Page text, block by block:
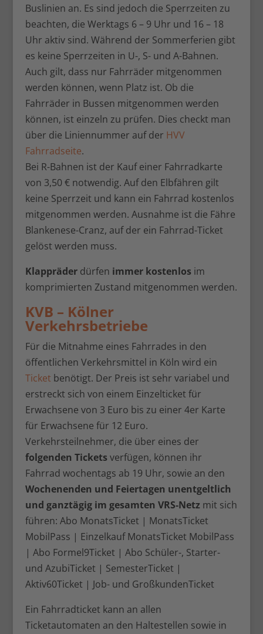
Buslinien an. Es sind jedoch die Sperrzeiten zu
beachten, die Werktags 6 – 9 Uhr und 16 – 18
Uhr aktiv sind. Während der Sommerferien gibt
es keine Sperrzeiten in U-, S- und A-Bahnen.
Auch gilt, dass nur Fahrräder mitgenommen
werden können, wenn Platz ist. Ob die
Fahrräder in Bussen mitgenommen werden
können, ist einzeln zu prüfen. Dies checkt man
über die Liniennummer auf der HVV
Fahrradseite.
Bei R-Bahnen ist der Kauf einer Fahrradkarte
von 3,50 € notwendig. Auf den Elbfähren gilt
keine Sperrzeit und kann ein Fahrrad kostenlos
mitgenommen werden. Ausnahme ist die Fähre
Blankenese-Cranz, auf der ein Fahrrad-Ticket
gelöst werden muss.
Klappräder dürfen immer kostenlos im
komprimierten Zustand mitgenommen werden.
KVB – Kölner
Verkehrsbetriebe
Für die Mitnahme eines Fahrrades in den
öffentlichen Verkehrsmittel in Köln wird ein
Ticket benötigt. Der Preis ist sehr variabel und
erstreckt sich von einem Einzelticket für
Erwachsene von 3 Euro bis zu einer 4er Karte
für Erwachsene für 12 Euro.
Verkehrsteilnehmer, die über eines der
folgenden Tickets verfügen, können ihr
Fahrrad wochentags ab 19 Uhr, sowie an den
Wochenenden und Feiertagen unentgeltlich
und ganztägig im gesamten VRS-Netzmit sich
führen: Abo MonatsTicket | MonatsTicket
MobilPass | Einzelkauf MonatsTicket MobilPass
| Abo Formel9Ticket | Abo Schüler-, Starter-
und AzubiTicket | SemesterTicket |
Aktiv60Ticket | Job- und GroßkundenTicket
Ein Fahrradticket kann an allen
Ticketautomaten an den Haltestellen sowie in